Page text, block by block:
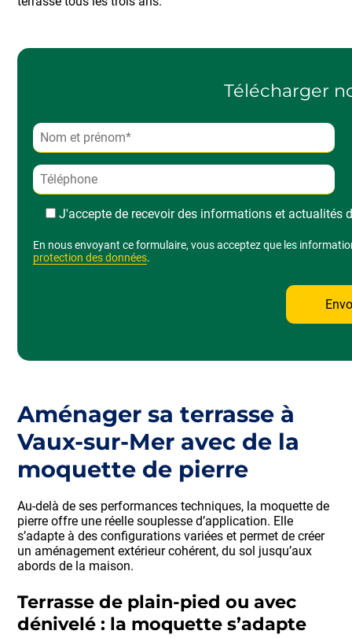
Télécharger
J'accepte de recevoir des informations et actualités
En nous envoyant ce formulaire, vous acceptez que les
protection des données.
Alternative:
Aménager sa terrasse à
Vaux-sur-Mer avec de la
moquette de pierre
Au-delà de ses performances techniques, la moquette de
pierre offre une réelle souplesse d’application. Elle
s’adapte à des configurations variées et permet de créer
un aménagement extérieur cohérent, du sol jusqu’aux
abords de la maison.
Terrasse de plain-pied ou avec
dénivelé : la moquette s’adapte